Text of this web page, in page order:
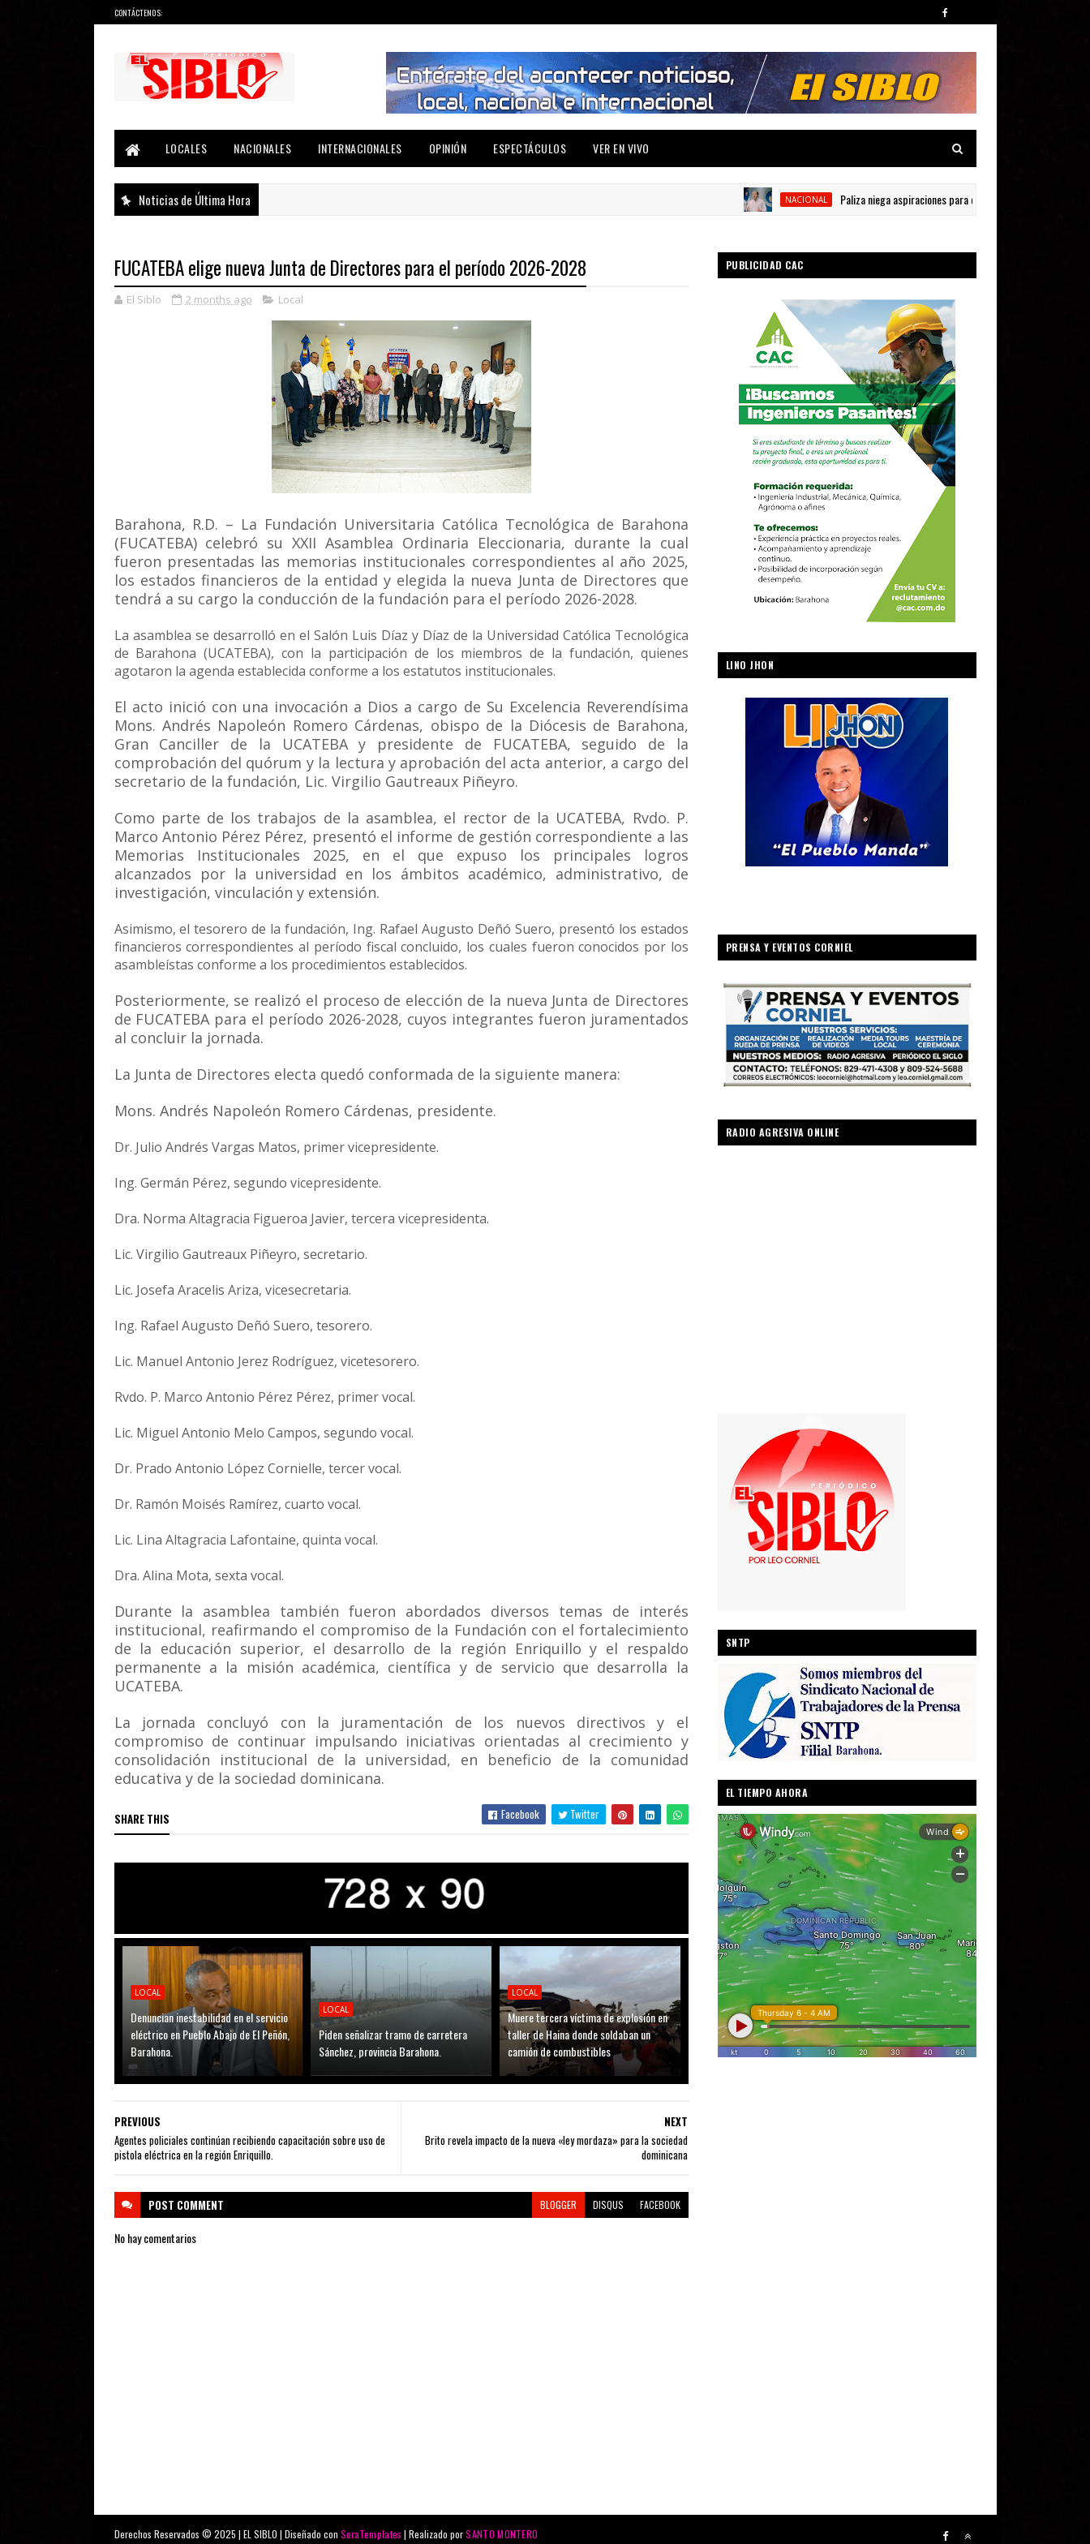
CONTÁCTENOS:
LOCALES
NACIONALES INTERNACIONALES OPINIÓN ESPECTÁCULOS VER EN VIVO
Noticias de Última Hora NACIONAL Paliza niega aspiraciones para el 2028
FUCATEBA elige nueva Junta de Directores para el período 2026-2028
El Siblo 2 months ago Local
Barahona, R.D. – La Fundación Universitaria Católica Tecnológica de Barahona
(FUCATEBA) celebró su XXII Asamblea Ordinaria Eleccionaria, durante la cual
fueron presentadas las memorias institucionales correspondientes al año 2025,
los estados financieros de la entidad y elegida la nueva Junta de Directores que
tendrá a su cargo la conducción de la fundación para el período 2026-2028.
La asamblea se desarrolló en el Salón Luis Díaz y Díaz de la Universidad Católica Tecnológica
de Barahona (UCATEBA), con la participación de los miembros de la fundación, quienes
agotaron la agenda establecida conforme a los estatutos institucionales.
El acto inició con una invocación a Dios a cargo de Su Excelencia Reverendísima
Mons. Andrés Napoleón Romero Cárdenas, obispo de la Diócesis de Barahona,
Gran Canciller de la UCATEBA y presidente de FUCATEBA, seguido de la
comprobación del quórum y la lectura y aprobación del acta anterior, a cargo del
secretario de la fundación, Lic. Virgilio Gautreaux Piñeyro.
Como parte de los trabajos de la asamblea, el rector de la UCATEBA, Rvdo. P.
Marco Antonio Pérez Pérez, presentó el informe de gestión correspondiente a las
Memorias Institucionales 2025, en el que expuso los principales logros
alcanzados por la universidad en los ámbitos académico, administrativo, de
investigación, vinculación y extensión.
Asimismo, el tesorero de la fundación, Ing. Rafael Augusto Deñó Suero, presentó los estados
financieros correspondientes al período fiscal concluido, los cuales fueron conocidos por los
asambleístas conforme a los procedimientos establecidos.
Posteriormente, se realizó el proceso de elección de la nueva Junta de Directores
de FUCATEBA para el período 2026-2028, cuyos integrantes fueron juramentados
al concluir la jornada.
La Junta de Directores electa quedó conformada de la siguiente manera:
Mons. Andrés Napoleón Romero Cárdenas, presidente.
Dr. Julio Andrés Vargas Matos, primer vicepresidente.
Ing. Germán Pérez, segundo vicepresidente.
Dra. Norma Altagracia Figueroa Javier, tercera vicepresidenta.
Lic. Virgilio Gautreaux Piñeyro, secretario.
Lic. Josefa Aracelis Ariza, vicesecretaria.
Ing. Rafael Augusto Deñó Suero, tesorero.
Lic. Manuel Antonio Jerez Rodríguez, vicetesorero.
Rvdo. P. Marco Antonio Pérez Pérez, primer vocal.
Lic. Miguel Antonio Melo Campos, segundo vocal.
Dr. Prado Antonio López Cornielle, tercer vocal.
Dr. Ramón Moisés Ramírez, cuarto vocal.
Lic. Lina Altagracia Lafontaine, quinta vocal.
Dra. Alina Mota, sexta vocal.
Durante la asamblea también fueron abordados diversos temas de interés
institucional, reafirmando el compromiso de la Fundación con el fortalecimiento
de la educación superior, el desarrollo de la región Enriquillo y el respaldo
permanente a la misión académica, científica y de servicio que desarrolla la
UCATEBA.
La jornada concluyó con la juramentación de los nuevos directivos y el
compromiso de continuar impulsando iniciativas orientadas al crecimiento y
consolidación institucional de la universidad, en beneficio de la comunidad
educativa y de la sociedad dominicana.
SHARE THIS Facebook Twitter
LOCAL
Denuncian inestabilidad en el servicio
eléctrico en Pueblo Abajo de El Peñón,
Barahona.
LOCAL
Piden señalizar tramo de carretera
Sánchez, provincia Barahona.
LOCAL
Muere tercera víctima de explosión en
taller de Haina donde soldaban un
camión de combustibles
NEXT
Brito revela impacto de la nueva «ley mordaza» para la sociedad
dominicana
PREVIOUS
Agentes policiales continúan recibiendo capacitación sobre uso de
pistola eléctrica en la región Enriquillo.
POST COMMENT BLOGGER DISQUS FACEBOOK
No hay comentarios
PUBLICIDAD CAC
LINO JHON
PRENSA Y EVENTOS CORNIEL
RADIO AGRESIVA ONLINE
SNTP
EL TIEMPO AHORA
Derechos Reservados © 2025 | EL SIBLO | Diseñado con SoraTemplates | Realizado porSANTO MONTERO